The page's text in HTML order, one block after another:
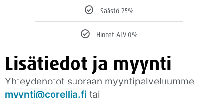
Säästö 25%
Hinnat ALV 0%
Lisätiedot ja myynti
Yhteydenotot suoraan myyntipalveluumme
myynti@corellia.fi tai